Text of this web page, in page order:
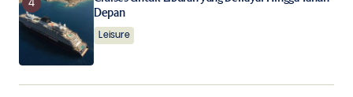
Depan
Leisure